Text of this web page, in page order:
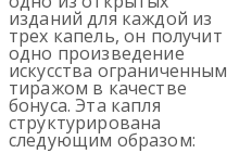
изданий для каждой из
трех капель, он получит
одно произведение
искусства ограниченным
тиражом в качестве
бонуса. Эта капля
структурирована
следующим образом: